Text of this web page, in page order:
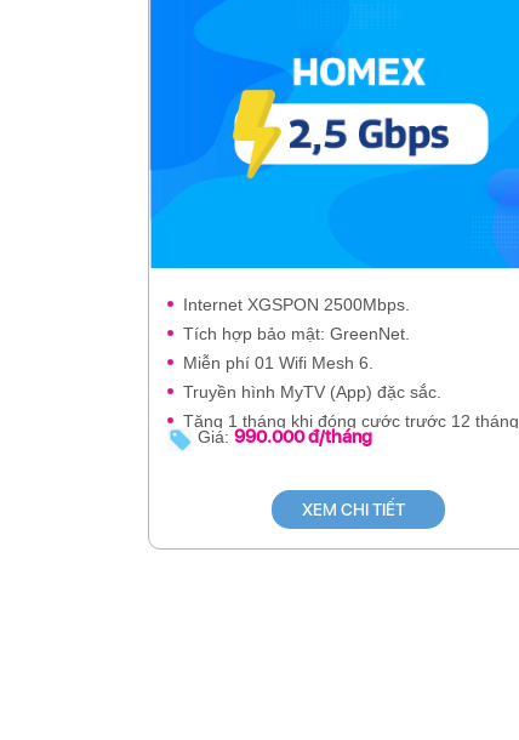
Internet XGSPON 2500Mbps.
Tích hợp bảo mật: GreenNet.
Miễn phí 01 Wifi Mesh 6.
Truyền hình MyTV (App) đặc sắc.
Tặng 1 tháng khi đóng cước trước 12 tháng.
Giá: 990.000 đ/tháng
XEM CHI TIẾT